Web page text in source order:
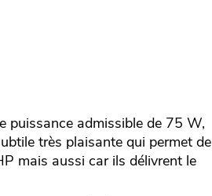
puissance admissible de 75 W,
très plaisante qui permet de
mais aussi car ils délivrent le